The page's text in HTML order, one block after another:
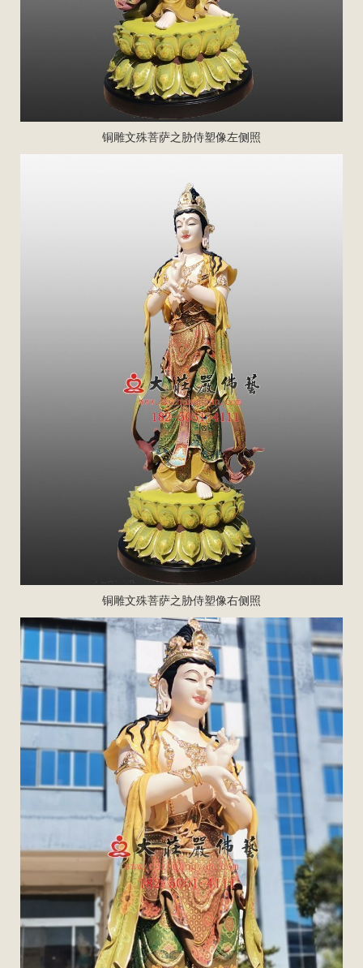
铜雕文殊菩萨之胁侍塑像左侧照
铜雕文殊菩萨之胁侍塑像右侧照